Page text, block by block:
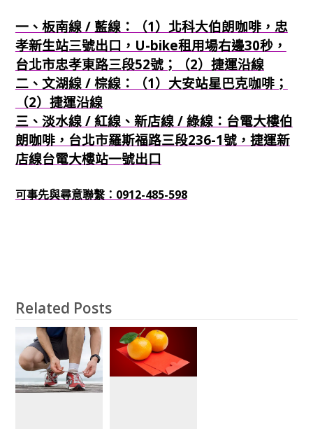
一、板南線 / 藍線：（1）北科大伯朗咖啡，忠
孝新生站三號出口，U-bike租用場右邊30秒，
台北市忠孝東路三段52號；（2）捷運沿線
二、文湖線 / 棕線：（1）大安站星巴克咖啡；
（2）捷運沿線
三、淡水線 / 紅線、新店線 / 綠線：台電大樓伯
朗咖啡，台北市羅斯福路三段236-1號，捷運新
店線台電大樓站一號出口
可事先與尋意聯繫：0912-485-598
Related Posts